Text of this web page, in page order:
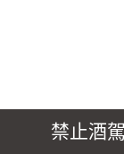
禁止酒